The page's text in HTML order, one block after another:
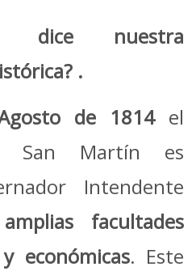
dice nuestra
.
de 1814el
San Martín es
Intendente
amplias facultades
económicas. Este